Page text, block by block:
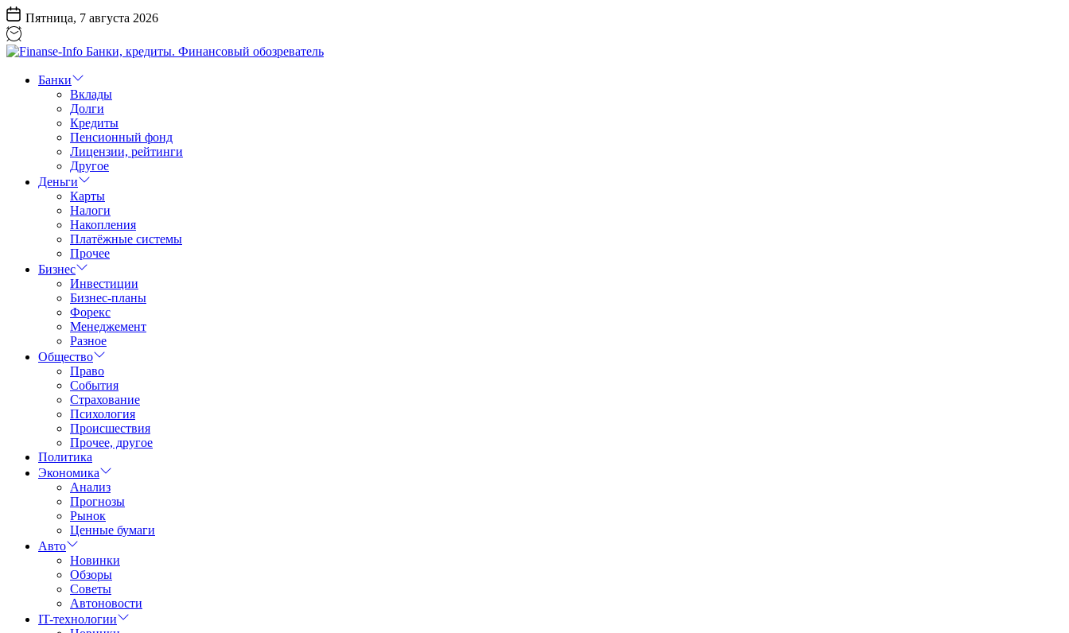
Перейти
к
содержанию
Пятница, 7 августа 2026
Info
Финансовый
обозреватель
Банки
Вклады
Долги
Кредиты
Пенсионный фонд
Лицензии, рейтинги
Другое
Деньги
Карты
Налоги
Накопления
Платёжные системы
Прочее
Бизнес
Инвестиции
Бизнес-планы
Форекс
Менеджемент
Разное
Общество
Право
События
Страхование
Психология
Происшествия
Прочее, другое
Политика
Экономика
Анализ
Прогнозы
Рынок
Ценные бумаги
Авто
Новинки
Обзоры
Советы
Автоновости
IT-технологии